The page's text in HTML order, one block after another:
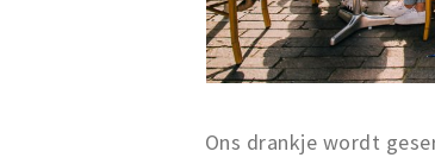
Ons drankje wordt